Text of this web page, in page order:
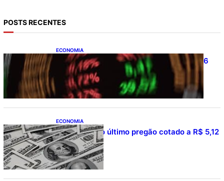
POSTS RECENTES
ECONOMIA
Ibovespa fecha último pregão aos 177.726
pontos
ECONOMIA
Dólar fecha o último pregão cotado a R$ 5,12